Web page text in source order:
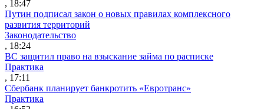
, 18:47
Путин подписал закон о новых правилах комплексного
развития территорий
Законодательство
, 18:24
ВС защитил право на взыскание займа по расписке
Практика
, 17:11
Сбербанк планирует банкротить «Евротранс»
Практика